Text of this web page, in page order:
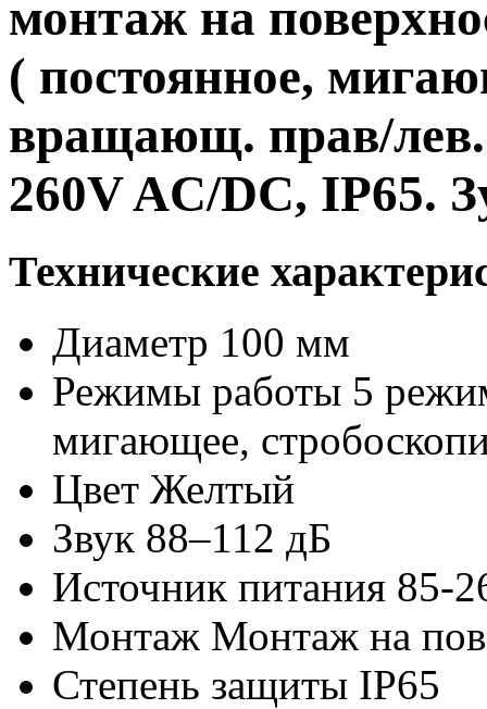
монтаж на
( постоянное,
вращающ. прав/
260V AC/DC, IP65.
Технические
Диаметр 100 мм
Режимы работы 5
мигающее,
Цвет Желтый
Звук 88–112 дБ
Источник питания 85-
Монтаж Монтаж на
Степень защиты IP65